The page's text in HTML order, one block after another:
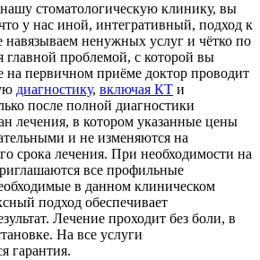
стоматологическую клинику, вы
у нас иной, интегративный, подход к
ненужных услуг и чётко по
главной проблемой, с которой вы
на первичном приёме доктор проводит
диагностику, включая КТ и
после полной диагностики
лечения, в котором указанные цены
и не изменяются на
срока лечения. При необходимости на
все профильные
в данном клиническом
подход обеспечивает
Лечение проходит без боли, в
На все услуги
гарантия.